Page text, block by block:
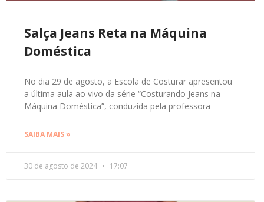
Salça Jeans Reta na Máquina
Doméstica
No dia 29 de agosto, a Escola de Costurar apresentou
a última aula ao vivo da série “Costurando Jeans na
Máquina Doméstica”, conduzida pela professora
SAIBA MAIS »
30 de agosto de 2024 17:07